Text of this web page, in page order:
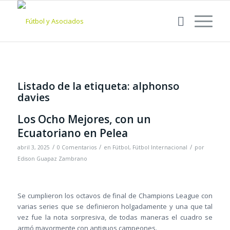
Listado de la etiqueta: alphonso
davies
Los Ocho Mejores, con un
Ecuatoriano en Pelea
abril 3, 2025 / 0 Comentarios / en Fútbol, Fútbol Internacional / por
Edison Guapaz Zambrano
Se cumplieron los octavos de final de Champions League con
varias series que se definieron holgadamente y una que tal
vez fue la nota sorpresiva, de todas maneras el cuadro se
armó mayormente con antiguos campeones.